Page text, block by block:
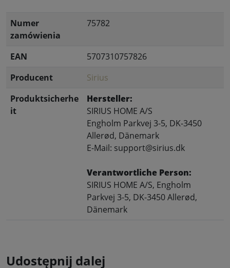
Numer
zamówienia
75782
EAN
5707310757826
Producent
Sirius
Produktsicherhe
it
Hersteller:
SIRIUS HOME A/S
Engholm Parkvej 3-5, DK-3450
Allerød, Dänemark
E-Mail: support@sirius.dk
Verantwortliche Person:
SIRIUS HOME A/S, Engholm
Parkvej 3-5, DK-3450 Allerød,
Dänemark
Udostępnij dalej